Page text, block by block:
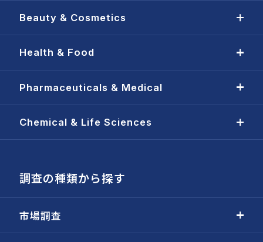
Beauty & Cosmetics
Health & Food
Pharmaceuticals & Medical
Chemical & Life Sciences
調査の種類から探す
市場調査